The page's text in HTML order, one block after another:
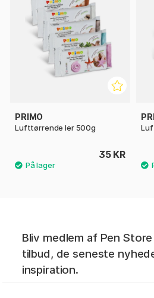
PRIMO
Lufttørrende ler 500g
35 KR
Bliv medlem af Pen Store
tilbud, de seneste
inspiration.